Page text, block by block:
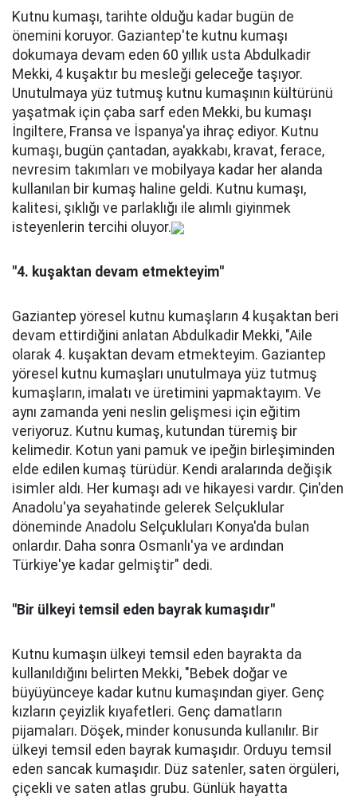
Kutnu kumaşı, tarihte olduğu kadar bugün de
önemini koruyor. Gaziantep'te kutnu kumaşı
dokumaya devam eden 60 yıllık usta Abdulkadir
Mekki, 4 kuşaktır bu mesleği geleceğe taşıyor.
Unutulmaya yüz tutmuş kutnu kumaşının kültürünü
yaşatmak için çaba sarf eden Mekki, bu kumaşı
İngiltere, Fransa ve İspanya'ya ihraç ediyor. Kutnu
kumaşı, bugün çantadan, ayakkabı, kravat, ferace,
nevresim takımları ve mobilyaya kadar her alanda
kullanılan bir kumaş haline geldi. Kutnu kumaşı,
kalitesi, şıklığı ve parlaklığı ile alımlı giyinmek
isteyenlerin tercihi oluyor.
"4. kuşaktan devam etmekteyim"
Gaziantep yöresel kutnu kumaşların 4 kuşaktan beri
devam ettirdiğini anlatan Abdulkadir Mekki, "Aile
olarak 4. kuşaktan devam etmekteyim. Gaziantep
yöresel kutnu kumaşları unutulmaya yüz tutmuş
kumaşların, imalatı ve üretimini yapmaktayım. Ve
aynı zamanda yeni neslin gelişmesi için eğitim
veriyoruz. Kutnu kumaş, kutundan türemiş bir
kelimedir. Kotun yani pamuk ve ipeğin birleşiminden
elde edilen kumaş türüdür. Kendi aralarında değişik
isimler aldı. Her kumaşı adı ve hikayesi vardır. Çin'den
Anadolu'ya seyahatinde gelerek Selçuklular
döneminde Anadolu Selçukluları Konya'da bulan
onlardır. Daha sonra Osmanlı'ya ve ardından
Türkiye'ye kadar gelmiştir" dedi.
"Bir ülkeyi temsil eden bayrak kumaşıdır"
Kutnu kumaşın ülkeyi temsil eden bayrakta da
kullanıldığını belirten Mekki, "Bebek doğar ve
büyüyünceye kadar kutnu kumaşından giyer. Genç
kızların çeyizlik kıyafetleri. Genç damatların
pijamaları. Döşek, minder konusunda kullanılır. Bir
ülkeyi temsil eden bayrak kumaşıdır. Orduyu temsil
eden sancak kumaşıdır. Düz satenler, saten örgüleri,
çiçekli ve saten atlas grubu. Günlük hayatta